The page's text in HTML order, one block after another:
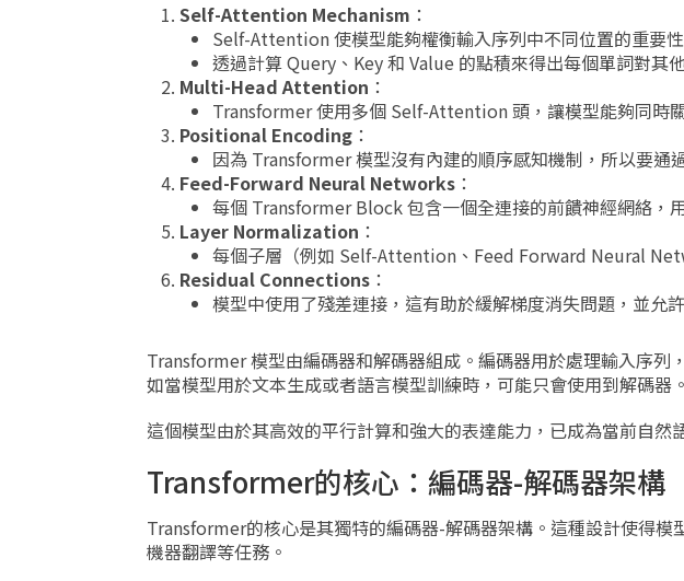
Self-Attention Mechanism ：
Self-Attention 使模型能夠權衡輸入序列中不同位置的重要
透過計算 Query、Key 和 Value 的點積來得出每個單詞對其
Multi-Head Attention ：
Transformer 使用多個 Self-Attention 頭，讓模型能夠同時
Positional Encoding ：
因為 Transformer 模型沒有內建的順序感知機制，所以要通
Feed-Forward Neural Networks ：
每個 Transformer Block 包含一個全連接的前饋神經網絡，
Layer Normalization ：
每個子層（例如 Self-Attention、Feed Forward Neural
Residual Connections ：
模型中使用了殘差連接，這有助於緩解梯度消失問題，並允
Transformer 模型由編碼器和解碼器組成。編碼器用於處理輸入序列
如當模型用於文本生成或者語言模型訓練時，可能只會使用到解碼器。
這個模型由於其高效的平行計算和強大的表達能力，已成為當前自然
Transformer的核心：編碼器-解碼器架構
Transformer的核心是其獨特的編碼器-解碼器架構。這種設計使得
機器翻譯等任務。